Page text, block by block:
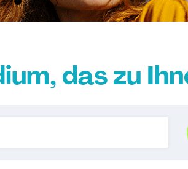
das zu